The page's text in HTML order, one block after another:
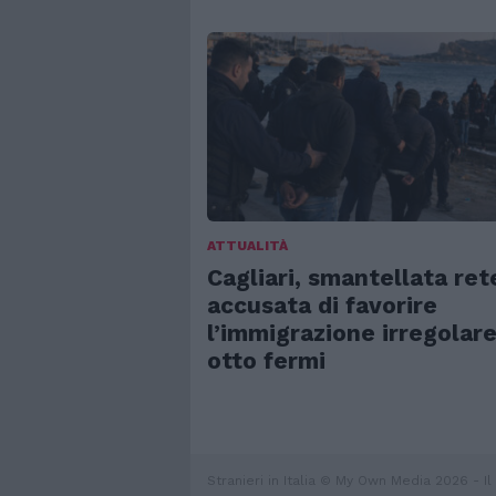
ATTUALITÀ
Cagliari, smantellata
accusata di favorire
l’immigrazione
otto fermi